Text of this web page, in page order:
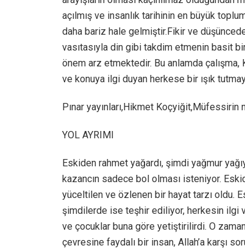
açılmış ve insanlık tarihinin en büyük
daha bariz hale gelmiştir.Fikir ve
vasıtasıyla din gibi takdim etmenin basit
önem arz etmektedir. Bu anlamda çalışma,
ve konuya ilgi duyan herkese bir ışık
Pınar yayınları,Hikmet
YOL AYRIMI
Eskiden rahmet yağardı, şimdi yağmur
kazancın sadece bol olması isteniyor.
yüceltilen ve özlenen bir hayat tarzı oldu.
şimdilerde ise teşhir ediliyor, herkesin ilgi
ve çocuklar buna göre yetiştirilirdi. O
çevresine faydalı bir insan, Allah’a karşı